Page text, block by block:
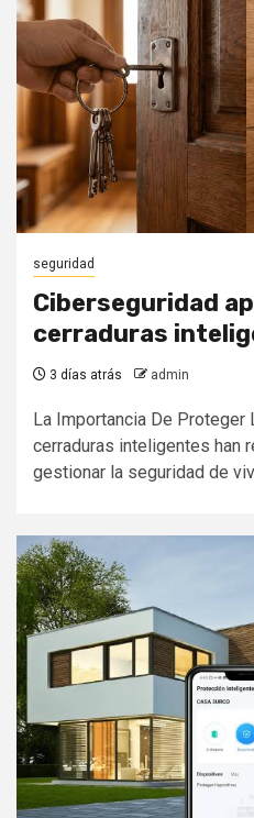
seguridad
Ciberseguridad
cerraduras
3 días atrás admin
La Importancia De
cerraduras inteligentes han
gestionar la seguridad de